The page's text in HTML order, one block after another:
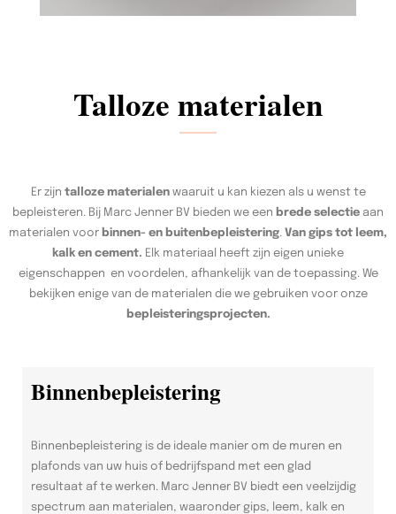
Talloze materialen
Er zijn talloze materialenwaaruit u kan kiezen als u wenst te
bepleisteren. Bij Marc Jenner BV bieden we een brede selectie aan
materialen voor binnen- en buitenbepleistering. Van gips tot leem,
kalk en cement. Elk materiaal heeft zijn eigen unieke
eigenschappen en voordelen, afhankelijk van de toepassing. We
bekijken enige van de materialen die we gebruiken voor onze
bepleisteringsprojecten.
Binnenbepleistering
Binnenbepleistering is de ideale manier om de muren en
plafonds van uw huis of bedrijfspand met een glad
resultaat af te werken. Marc Jenner BV biedt een veelzijdig
spectrum aan materialen, waaronder gips, leem, kalk en